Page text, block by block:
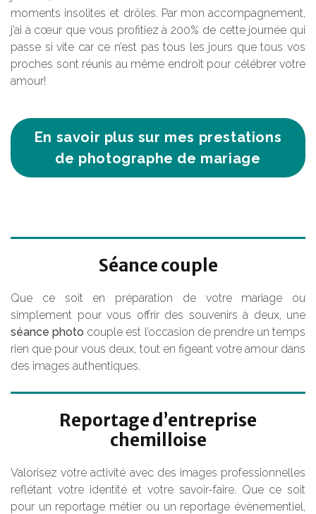
moments insolites et drôles. Par mon accompagnement,
j’ai à cœur que vous profitiez à 200% de cette journée qui
passe si vite car ce n’est pas tous les jours que tous vos
proches sont réunis au même endroit pour célébrer votre
amour!
En savoir plus sur mes prestations
de photographe de mariage
Séance couple
Que ce soit en préparation de votre mariage ou
simplement pour vous offrir des souvenirs à deux, une
séance photo couple est l’occasion de prendre un temps
rien que pour vous deux, tout en figeant votre amour dans
des images authentiques.
Reportage d’entreprise
chemilloise
Valorisez votre activité avec des images professionnelles
reflétant votre identité et votre savoir-faire. Que ce soit
pour un reportage métier ou un reportage évènementiel,